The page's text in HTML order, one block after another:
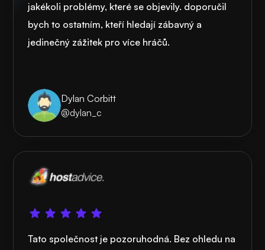
jakékoli problémy, které se objevily. doporučil
bych to ostatním, kteří hledají zábavný a
jedinečný zážitek pro více hráčů.
Dylan Corbitt
@dylan_c
Tato společnost je pozoruhodná. Bez ohledu na